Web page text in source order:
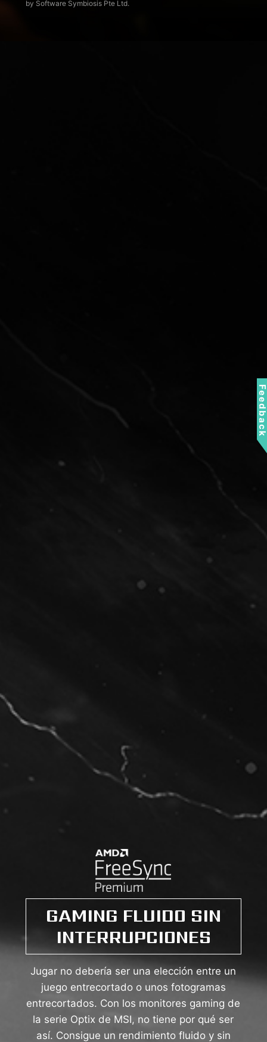
by Software Symbiosis Pte Ltd.
GAMING FLUIDO SIN
INTERRUPCIONES
Jugar no debería ser una elección entre un
juego entrecortado o unos fotogramas
entrecortados. Con los monitores gaming de
la serie Optix de MSI, no tiene por qué ser
así. Consigue un rendimiento fluido y sin